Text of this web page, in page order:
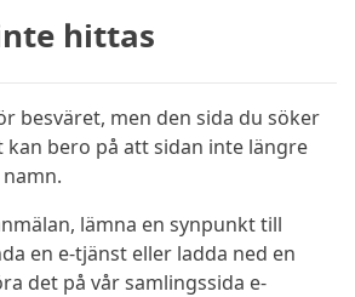
hittas
besväret, men den sida du söker
kan bero på att sidan inte längre
lämna en synpunkt till
en e-tjänst eller ladda ned en
det på vår samlingssida e-